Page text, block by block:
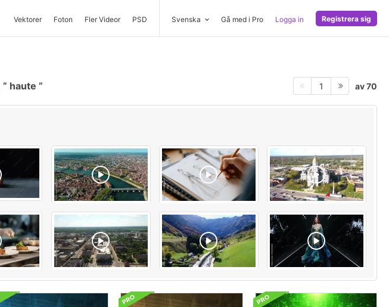
Vektorer Foton Fler Videor PSD Svenska Gå med i Pro Logga in Registrera sig
haute 1 av 70